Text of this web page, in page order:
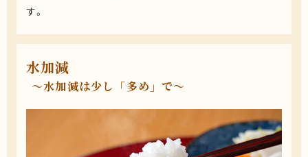
す。
水加減
〜水加減は少し「多め」で〜